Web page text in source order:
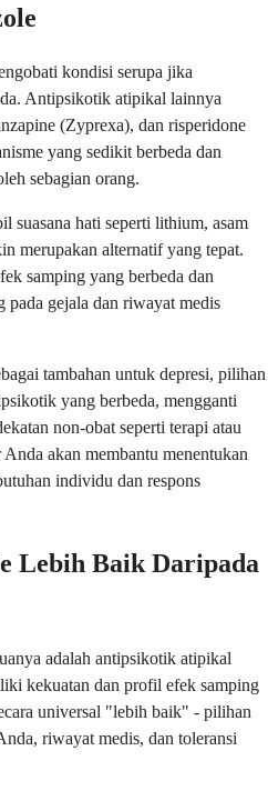
kondisi serupa jika
Antipsikotik atipikal lainnya
(Zyprexa), dan risperidone
yang sedikit berbeda dan
sebagian orang.
suasana hati seperti lithium, asam
merupakan alternatif yang tepat.
samping yang berbeda dan
gejala dan riwayat medis
tambahan untuk depresi, pilihan
yang berbeda, mengganti
non-obat seperti terapi atau
akan membantu menentukan
individu dan respons
Lebih Baik Daripada
adalah antipsikotik atipikal
kekuatan dan profil efek samping
universal "lebih baik" - pilihan
riwayat medis, dan toleransi